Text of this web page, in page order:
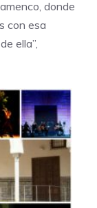
donde
con esa
ella”,